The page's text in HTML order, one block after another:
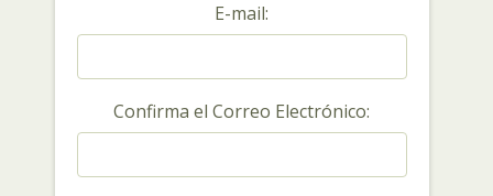
E-mail:
Confirma el Correo Electrónico: